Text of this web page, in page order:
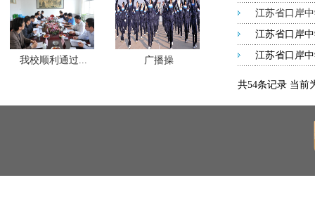
我校顺利通过... 广播操
江苏省口岸
江苏省口岸
江苏省口岸
共54条记录 当前